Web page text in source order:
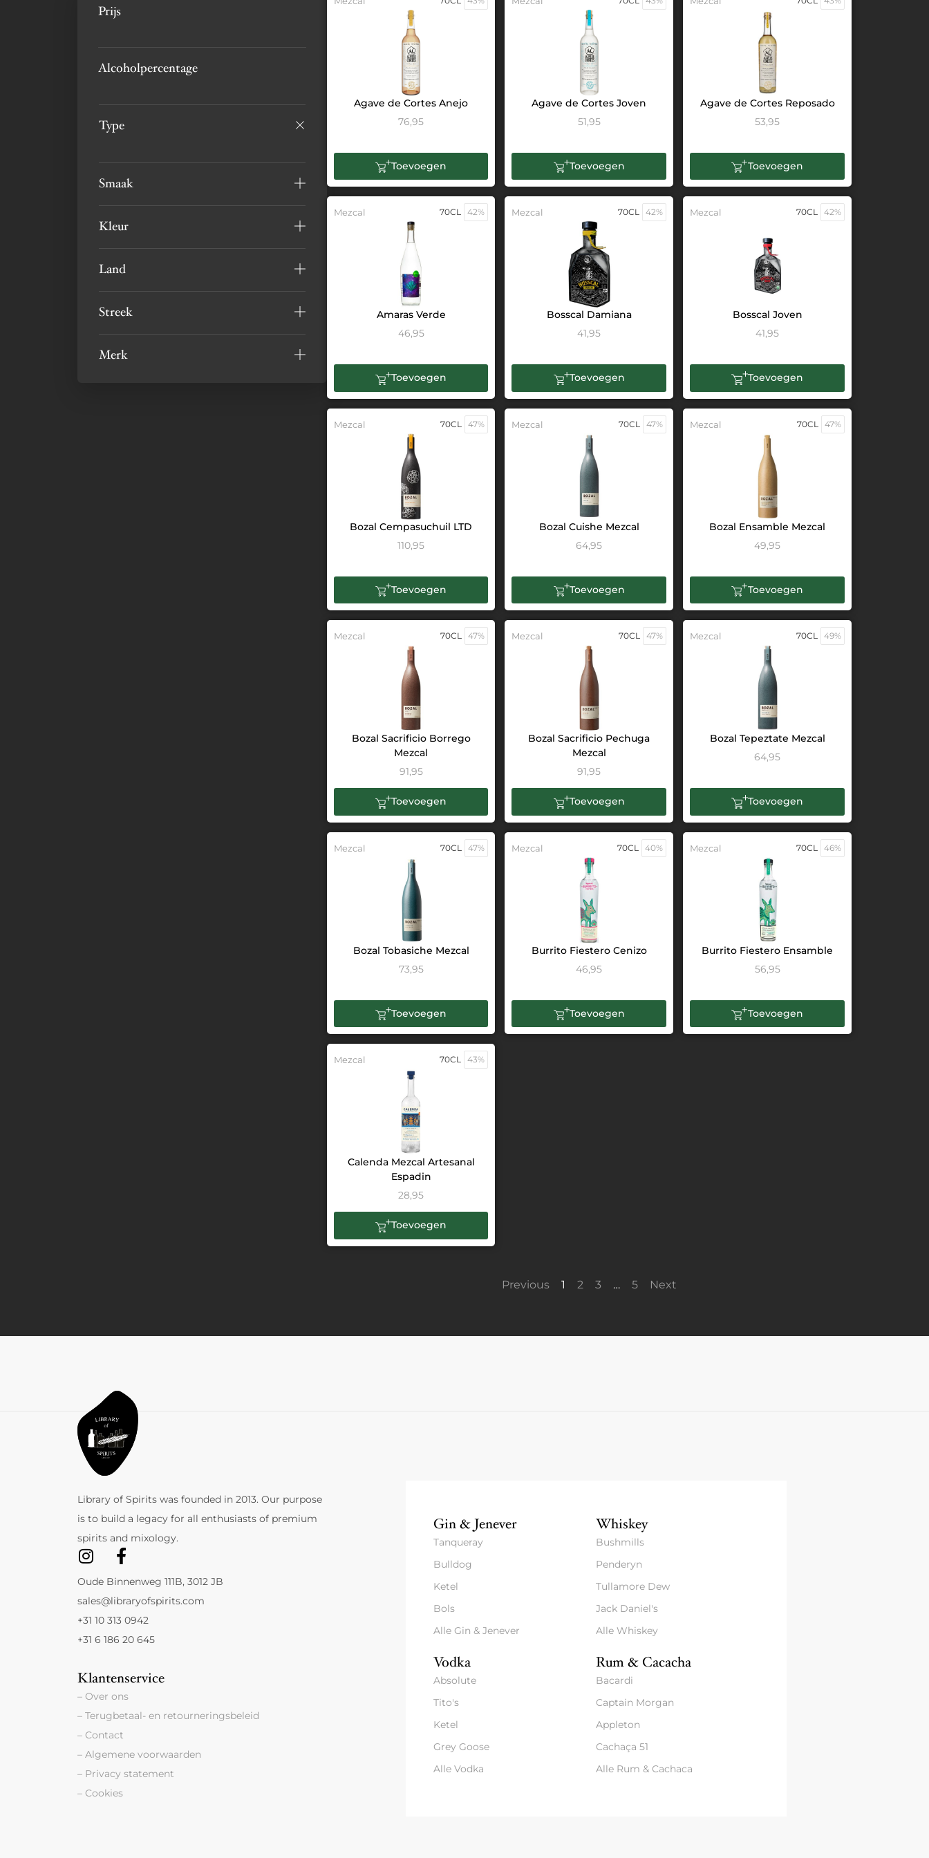
Prijs
Alcoholpercentage
Type
Smaak
Kleur
Land
Streek
Merk
Agave de Cortes Anejo
76,95
Toevoegen
Agave de Cortes Joven
51,95
Toevoegen
Agave de Cortes Reposado
53,95
Toevoegen
Mezcal 70CL 42%
Amaras Verde
46,95
Toevoegen
Mezcal 70CL 42%
Bosscal Damiana
41,95
Toevoegen
Mezcal 70CL 42%
Bosscal Joven
41,95
Toevoegen
Mezcal 70CL 47%
Bozal Cempasuchuil LTD
110,95
Toevoegen
Mezcal 70CL 47%
Bozal Cuishe Mezcal
64,95
Toevoegen
Mezcal 70CL 47%
Bozal Ensamble Mezcal
49,95
Toevoegen
Mezcal 70CL 47%
Bozal Sacrificio Borrego
Mezcal
91,95
Toevoegen
Mezcal 70CL 47%
Bozal Sacrificio Pechuga
Mezcal
91,95
Toevoegen
Mezcal 70CL 49%
Bozal Tepeztate Mezcal
64,95
Toevoegen
Mezcal 70CL 47%
Bozal Tobasiche Mezcal
73,95
Toevoegen
Mezcal 70CL 40%
Burrito Fiestero Cenizo
46,95
Toevoegen
Mezcal 70CL 46%
Burrito Fiestero Ensamble
56,95
Toevoegen
Mezcal 70CL 43%
Calenda Mezcal Artesanal
Espadin
28,95
Toevoegen
Previous 1 2 3 … 5 Next
Library of Spirits was founded in 2013. Our purpose
is to build a legacy for all enthusiasts of premium
spirits and mixology.
Oude Binnenweg 111B, 3012 JB
sales@libraryofspirits.com
+31 10 313 0942
+31 6 186 20 645
Klantenservice
– Over ons
– Terugbetaal- en retourneringsbeleid
– Contact
– Algemene voorwaarden
– Privacy statement
– Cookies
Gin & Jenever
Tanqueray
Bulldog
Ketel
Bols
Alle Gin & Jenever
Whiskey
Bushmills
Penderyn
Tullamore Dew
Jack Daniel's
Alle Whiskey
Vodka
Absolute
Tito's
Ketel
Grey Goose
Alle Vodka
Rum & Cacacha
Bacardi
Captain Morgan
Appleton
Cachaça 51
Alle Rum & Cachaca